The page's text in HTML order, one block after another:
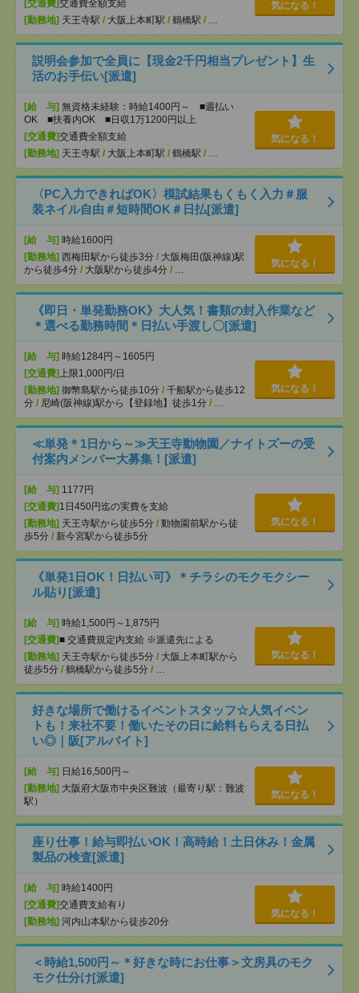
[交通費] 交通費全額支給
[勤務地] 天王寺駅 / 大阪上本町駅 / 鶴橋駅 / …
気になる！
説明会参加で全員に【現金2千円相当プレゼント】生
活のお手伝い[派遣]
[給 与] 無資格未経験：時給1400円～ ■週払い
OK ■扶養内OK ■日収1万1200円以上
[交通費]交通費全額支給
[勤務地] 天王寺駅 / 大阪上本町駅 / 鶴橋駅 / …
気になる！
〈PC入力できればOK〉模試結果もくもく入力＃服
装ネイル自由＃短時間OK＃日払[派遣]
[給 与] 時給1600円
[勤務地] 西梅田駅から徒歩3分 / 大阪梅田(阪神線)駅
から徒歩4分 / 大阪駅から徒歩4分 / …
気になる！
《即日・単発勤務OK》大人気！書類の封入作業など
＊選べる勤務時間＊日払い手渡し〇[派遣]
[給 与] 時給1284円～1605円
[交通費] 上限1,000円/日
[勤務地] 御幣島駅から徒歩10分 / 千船駅から徒歩12
分 / 尼崎(阪神線)駅から【登録地】徒歩1分 / …
気になる！
≪単発＊1日から～≫天王寺動物園／ナイトズーの受
付案内メンバー大募集！[派遣]
[給 与] 1177円
[交通費] 1日450円迄の実費を支給
[勤務地] 天王寺駅から徒歩5分 / 動物園前駅から徒
歩5分 / 新今宮駅から徒歩5分
気になる！
《単発1日OK！日払い可》＊チラシのモクモクシー
ル貼り[派遣]
[給 与] 時給1,500円～1,875円
[交通費]■ 交通費規定内支給 ※派遣先による
[勤務地] 天王寺駅から徒歩5分 / 大阪上本町駅から
徒歩5分 / 鶴橋駅から徒歩5分 / …
気になる！
好きな場所で働けるイベントスタッフ☆人気イベン
トも！来社不要！働いたその日に給料もらえる日払
い◎｜阪[アルバイト]
[給 与] 日給16,500円～
[勤務地] 大阪府大阪市中央区難波（最寄り駅：難波
駅）
気になる！
座り仕事！給与即払いOK！高時給！土日休み！金属
製品の検査[派遣]
[給 与] 時給1400円
[交通費]交通費支給有り
[勤務地] 河内山本駅から徒歩20分
気になる！
＜時給1,500円～＊好きな時にお仕事＞文房具のモク
モク仕分け[派遣]